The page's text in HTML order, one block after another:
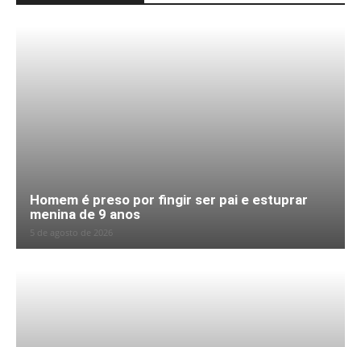
Homem é preso por fingir ser pai e estuprar
menina de 9 anos
5 de agosto de 2026